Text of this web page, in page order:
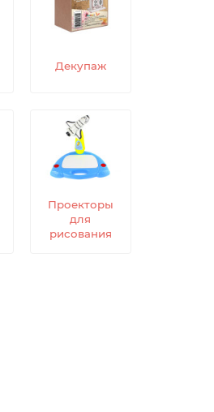
Декупаж
Проекторы
для
рисования